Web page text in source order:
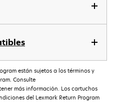
están sujetos a los términos y
Consulte
más información. Los cartuchos
del Lexmark Return Program